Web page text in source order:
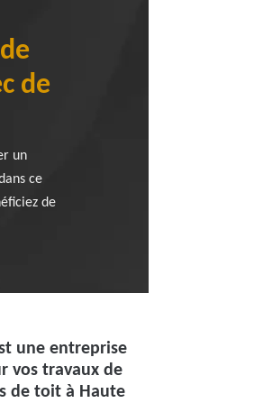
de
un
ce
de
une entreprise
vos travaux de
de toit à Haute